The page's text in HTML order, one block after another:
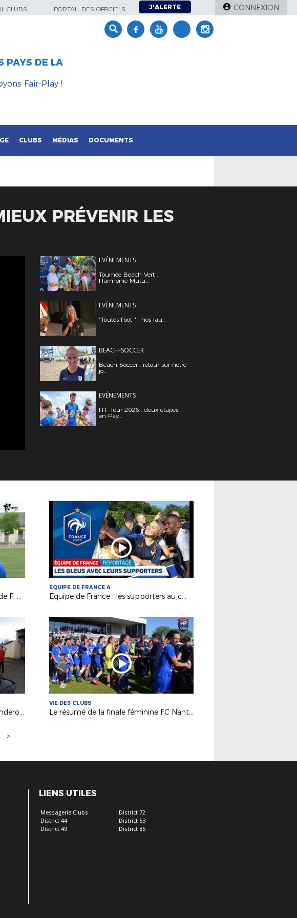
CLUBS PORTAIL DES OFFICIELS J'ALERTE CONNEXION
PAYS DE LA
Fair-Play !
CLUBS MÉDIAS DOCUMENTS
PRÉVENIR LES
EVÉNEMENTS
Tournée Beach Vert :
Harmonie Mutu...
EVÉNEMENTS
"Toutes Foot " : nos lau...
BEACH-SOCCER
Beach Soccer : retour sur notre
jo...
EVÉNEMENTS
FFF Tour 2026 : deux étapes
en Pay...
Sections Sportives : les collégiens de F. Rabelais (49) en finale UNSS !
EQUIPE DE FRANCE A
Equipe de France : les supporters au cœur des Bleus
Foot à l'Ecole : les vendéens de Landeronde à la rencontre des Bleus
VIE DES CLUBS
Le résumé de la finale féminine FC Nantes / Orvault Sports
>
LIENS UTILES
Messagerie Clubs
District 44
District 49
District 72
District 53
District 85